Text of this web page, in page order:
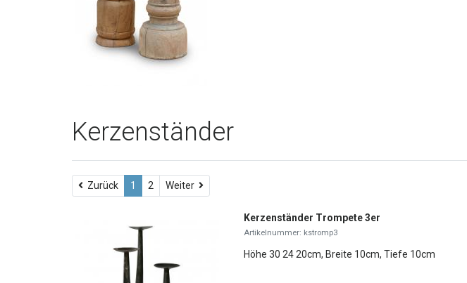
Kerzenständer
Zurück 1 2 Weiter Weiter
Kerzenständer Trompete 3er
Artikelnummer: kstromp3
Höhe 30 24 20cm, Breite 10cm, Tiefe 10cm